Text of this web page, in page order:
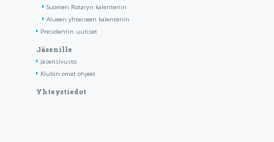
Suomen Rotaryn kalenteriin
Alueen yhteiseen kalenteriin
Presidentin uutiset
Jäsenille
Jäsensivusto
Klubin omat ohjeet
Yhteystiedot